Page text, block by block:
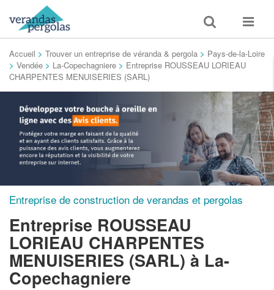
Toggle
search
Toggle
Accueil > Trouver un entreprise de véranda & pergola > Pays-de-la-Loire
> Vendée > La-Copechagniere > Entreprise ROUSSEAU LORIEAU
CHARPENTES MENUISERIES (SARL)
Entreprise de construction de verandas et pergolas
Entreprise ROUSSEAU
LORIEAU CHARPENTES
MENUISERIES (SARL) à La-
Copechagniere